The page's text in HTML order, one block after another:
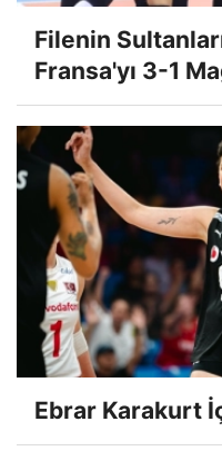
Filenin
Fransa'yı 3-1
Ebrar Karakurt